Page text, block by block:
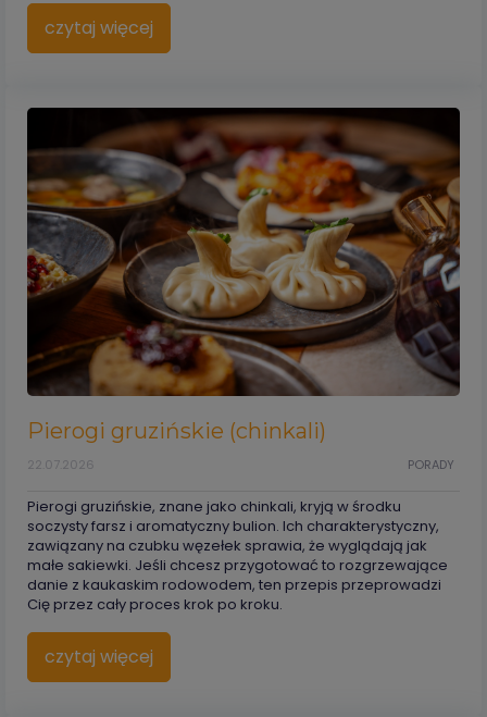
czytaj więcej
Pierogi gruzińskie (chinkali)
PORADY
22.07.2026
Pierogi gruzińskie, znane jako chinkali, kryją w środku
soczysty farsz i aromatyczny bulion. Ich charakterystyczny,
zawiązany na czubku węzełek sprawia, że wyglądają jak
małe sakiewki. Jeśli chcesz przygotować to rozgrzewające
danie z kaukaskim rodowodem, ten przepis przeprowadzi
Cię przez cały proces krok po kroku.
czytaj więcej